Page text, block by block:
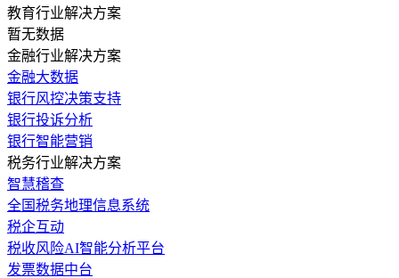
教育行业解决方案
暂无数据
金融行业解决方案
金融大数据
银行风控决策支持
银行投诉分析
银行智能营销
税务行业解决方案
智慧稽查
全国税务地理信息系统
税企互动
税收风险AI智能分析平台
发票数据中台